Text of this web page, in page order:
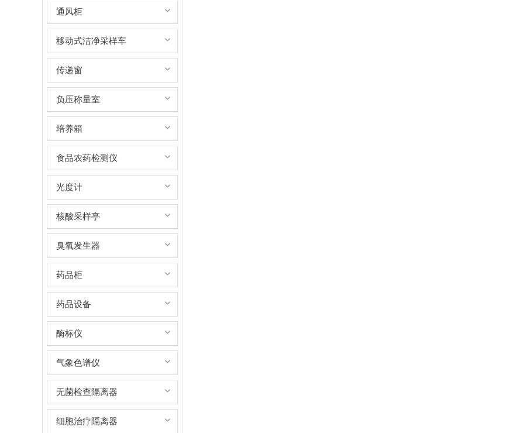
通风柜
移动式洁净采样车
传递窗
负压称量室
培养箱
食品农药检测仪
光度计
核酸采样亭
臭氧发生器
药品柜
药品设备
酶标仪
气象色谱仪
无菌检查隔离器
细胞治疗隔离器